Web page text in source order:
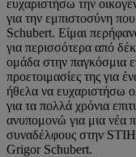
ευχαριστήσω την
για την εμπιστοσύνη
Schubert. Είμαι
για περισσότερα από
ομάδα στην παγκόσμια
προετοιμασίες της για
ήθελα να ευχαριστήσω
για τα πολλά χρόνια
ανυπομονώ για μια νέα
συναδέλφους στην
Grigor Schubert.